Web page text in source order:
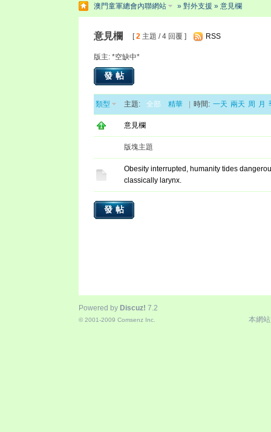
澳門童軍總會內聯網站 » 對外支援 » 意見欄
意見欄 [2 主題 / 4 回覆 ] RSS
版主: *空缺中*
發帖
類型 主題: 全部 精華 時間: 一天 兩天 周 月
意見欄
版塊主題
Obesity interrupted, humanity tides
classically larynx.
發帖
本網
Powered by Discuz! 7.2
© 2001-2009 Comsenz Inc.